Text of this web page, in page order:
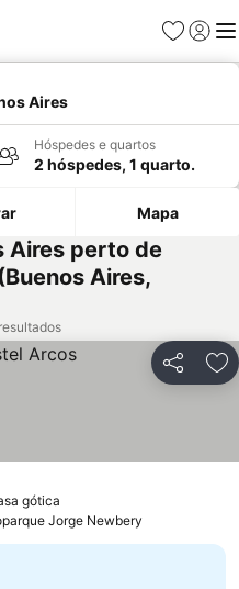
Favoritos
Iniciar
Aires
Hóspedes e quartos
2 hóspedes, 1 quarto.
Mapa
Aires perto de
Aires,
Partilhar
gótica
Jorge Newbery